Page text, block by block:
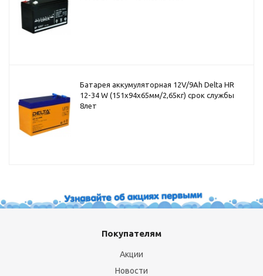
Батарея аккумуляторная 12V/9Ah Delta HR
12-34 W (151x94x65мм/2,65кг) срок службы
8лет
Покупателям
Акции
Новости